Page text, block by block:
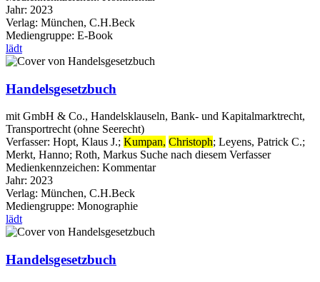
Jahr: 2023
Verlag: München, C.H.Beck
Mediengruppe: E-Book
lädt
Handelsgesetzbuch
mit GmbH & Co., Handelsklauseln, Bank- und Kapitalmarktrecht,
Transportrecht (ohne Seerecht)
Verfasser: Hopt, Klaus J.; Kumpan, Christoph; Leyens, Patrick C.;
Merkt, Hanno; Roth, Markus Suche nach diesem Verfasser
Medienkennzeichen: Kommentar
Jahr: 2023
Verlag: München, C.H.Beck
Mediengruppe: Monographie
lädt
Handelsgesetzbuch